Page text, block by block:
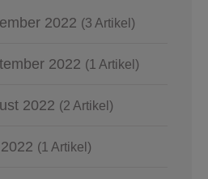
2022 (3 Artikel)
2022 (1 Artikel)
2022 (2 Artikel)
(1 Artikel)